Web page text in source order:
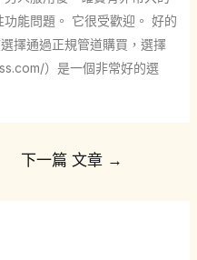
能問題。 它很受歡迎。 好的
擇通過正規管道購買，選擇
）是一個非常好的選
下一篇 文章 →